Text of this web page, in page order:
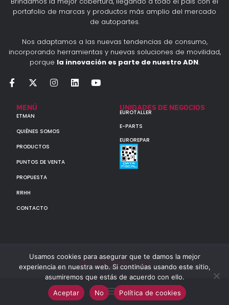
portafolio de marcas y productos más amplio del mercado
de autopartes.
Nos adaptamos a las nuevas tendencias de consumo,
incorporando herramientas y nuevas soluciones de movilidad,
porque la innovación es parte de nuestro ADN.
MENÚ
ETMAN
QUIÉNES SOMOS
PRODUCTOS
PUNTOS DE VENTA
PROPUESTA
RRHH
CONTACTO
UNIDADES DE NEGOCIOS
EUROTALLER
E-PARTS
EUROREPAR
GRUPO ETMAN : : 2026
Todos los derechos reservados a MULTIORIGINAL PARTS S.A. (CUIT: 30-60142852-7)
Usamos cookies para asegurar que te damos la mejor
experiencia en nuestra web. Si continúas usando este sitio,
asumiremos que estás de acuerdo con ello.
Aceptar
No Política de cookies